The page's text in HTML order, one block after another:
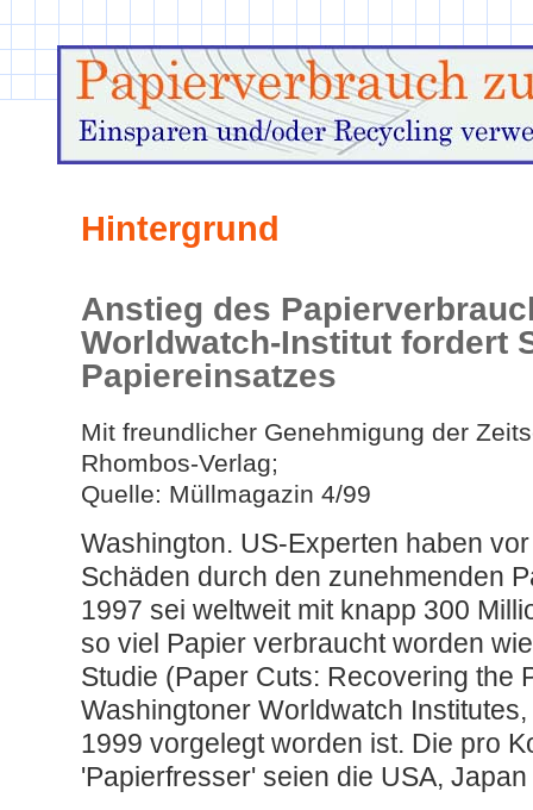
Hintergrund
Anstieg des
Worldwatch-Institut fordert
Papiereinsatzes
Mit freundlicher Genehmigung der
Rhombos-Verlag;
Quelle: Müllmagazin 4/99
Washington. US-Experten haben
Schäden durch den zunehmenden
1997 sei weltweit mit knapp 300
so viel Papier verbraucht worden
Studie (Paper Cuts: Recovering the
Washingtoner Worldwatch
1999 vorgelegt worden ist. Die pro
'Papierfresser' seien die USA,